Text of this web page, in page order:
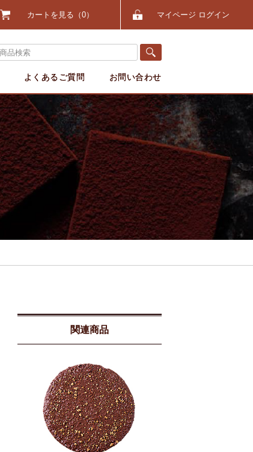
カートを見る 0 マイページ ログイン
よくあるご質問 お問い合わせ
関連商品